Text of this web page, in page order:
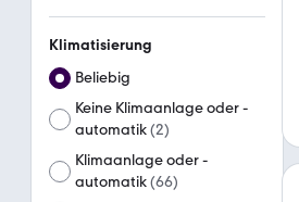
Klimatisierung
Beliebig
Keine Klimaanlage oder -
automatik(2)
Klimaanlage oder -
automatik(66)